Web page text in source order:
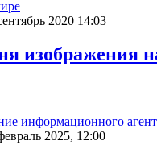
2020 14:03
изображения
2025, 12:00